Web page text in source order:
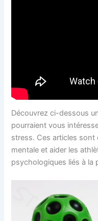
Découvrez ci-dessous
pourraient vous
stress. Ces articles sont
mentale et aider les
psychologiques liés à la